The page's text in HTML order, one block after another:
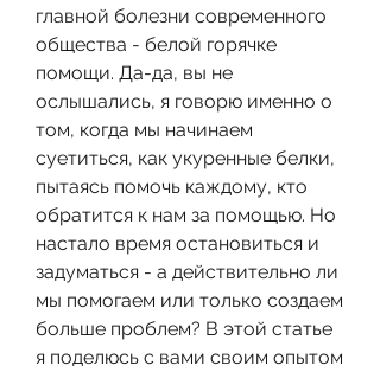
главной болезни современного
общества - белой горячке
помощи. Да-да, вы не
ослышались, я говорю именно о
том, когда мы начинаем
суетиться, как укуренные белки,
пытаясь помочь каждому, кто
обратится к нам за помощью. Но
настало время остановиться и
задуматься - а действительно ли
мы помогаем или только создаем
больше проблем? В этой статье
я поделюсь с вами своим опытом